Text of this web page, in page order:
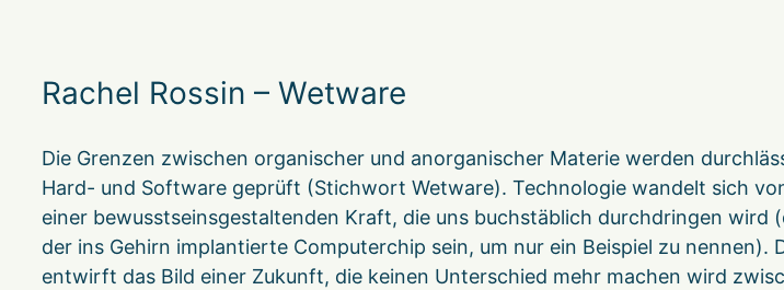
Rachel Rossin – Wetware
Die Grenzen zwischen organischer und anorganischer Materie werden
Hard- und Software geprüft (Stichwort Wetware). Technologie wandelt sich
einer bewusstseinsgestaltenden Kraft, die uns buchstäblich durchdringen
der ins Gehirn implantierte Computerchip sein, um nur ein Beispiel zu
entwirft das Bild einer Zukunft, die keinen Unterschied mehr machen wird